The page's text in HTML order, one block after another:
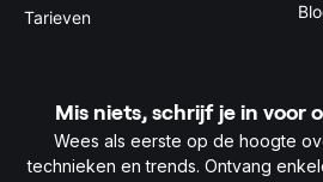
Tarieven
Mis niets, schrijf je in voor
Wees als eerste op de hoogte
technieken en trends. Ontvang